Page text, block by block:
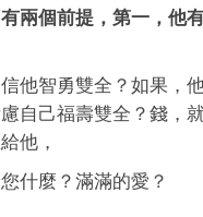
有兩個前提，第一，他
他智勇雙全？如果，
自己福壽雙全？錢，
他，
什麼？滿滿的愛？